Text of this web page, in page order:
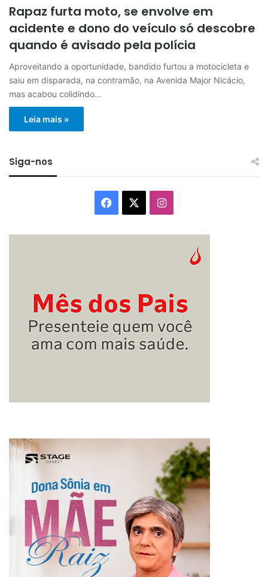
Rapaz furta moto, se envolve em
acidente e dono do veículo só descobre
quando é avisado pela polícia
Aproveitando a oportunidade, bandido furtou a motocicleta e
saiu em disparada, na contramão, na Avenida Major Nicácio,
mas acabou colidindo…
Leia mais »
Siga-nos
Facebook Instagram